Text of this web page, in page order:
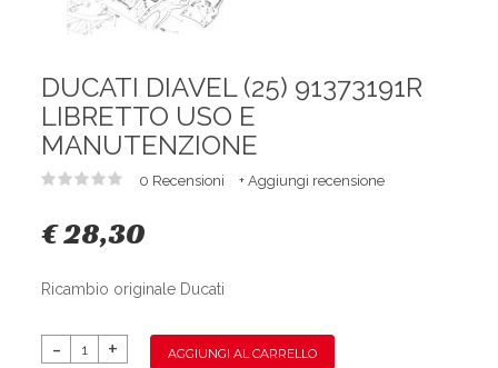
DUCATI DIAVEL (25) 91373191R
LIBRETTO USO E
MANUTENZIONE
0 Recensioni + Aggiungi recensione
€ 28,30
Ricambio originale Ducati
AGGIUNGI AL CARRELLO